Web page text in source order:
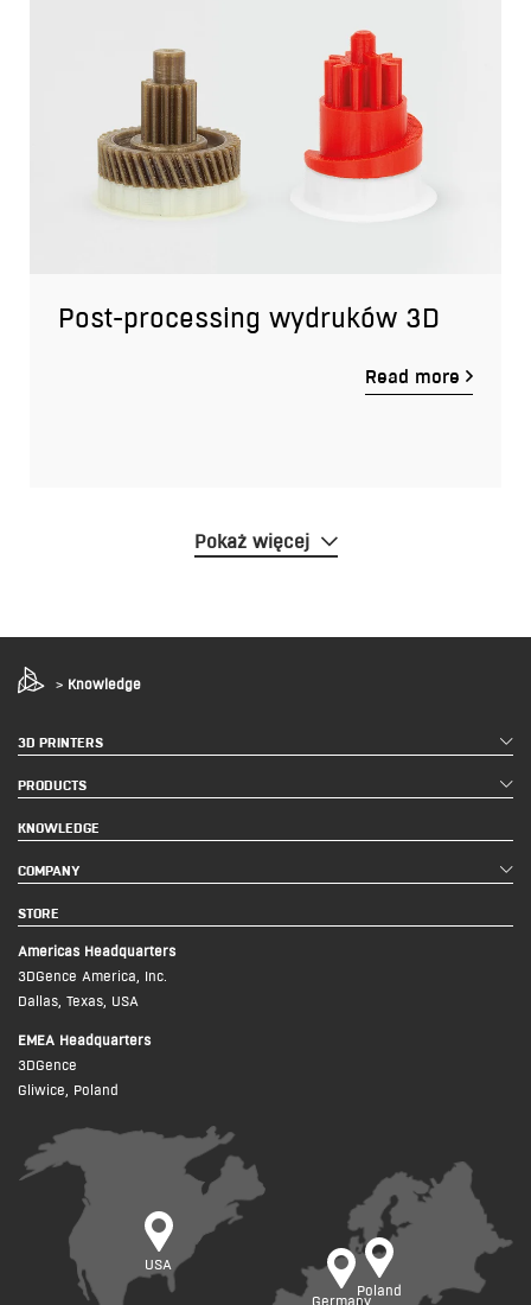
Post-processing wydruków 3D
Read more
Pokaż więcej
> Knowledge
3D PRINTERS
PRODUCTS
KNOWLEDGE
COMPANY
STORE
Americas Headquarters
3DGence America, Inc.
Dallas, Texas, USA
USA
EMEA Headquarters
3DGence
Gliwice, Poland
Poland
Germany